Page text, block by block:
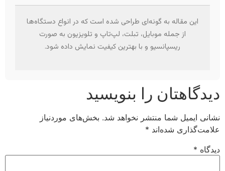
این مقاله به گونه‌ای طراحی شده است که در انواع دستگاه‌ها
از جمله موبایل، تبلت، لپ‌تاپ و تلویزیون به صورت
ریسپانسیو و با بهترین کیفیت نمایش داده شود.
دیدگاهتان را بنویسید
نشانی ایمیل شما منتشر نخواهد شد. بخش‌های موردنیاز
علامت‌گذاری شده‌اند *
دیدگاه *